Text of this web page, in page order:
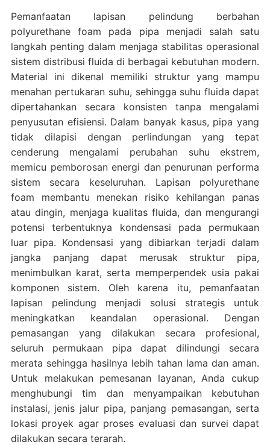
Pemanfaatan lapisan pelindung berbahan
polyurethane foam pada pipa menjadi salah satu
langkah penting dalam menjaga stabilitas operasional
sistem distribusi fluida di berbagai kebutuhan modern.
Material ini dikenal memiliki struktur yang mampu
menahan pertukaran suhu, sehingga suhu fluida dapat
dipertahankan secara konsisten tanpa mengalami
penyusutan efisiensi. Dalam banyak kasus, pipa yang
tidak dilapisi dengan perlindungan yang tepat
cenderung mengalami perubahan suhu ekstrem,
memicu pemborosan energi dan penurunan performa
sistem secara keseluruhan. Lapisan polyurethane
foam membantu menekan risiko kehilangan panas
atau dingin, menjaga kualitas fluida, dan mengurangi
potensi terbentuknya kondensasi pada permukaan
luar pipa. Kondensasi yang dibiarkan terjadi dalam
jangka panjang dapat merusak struktur pipa,
menimbulkan karat, serta memperpendek usia pakai
komponen sistem. Oleh karena itu, pemanfaatan
lapisan pelindung menjadi solusi strategis untuk
meningkatkan keandalan operasional. Dengan
pemasangan yang dilakukan secara profesional,
seluruh permukaan pipa dapat dilindungi secara
merata sehingga hasilnya lebih tahan lama dan aman.
Untuk melakukan pemesanan layanan, Anda cukup
menghubungi tim dan menyampaikan kebutuhan
instalasi, jenis jalur pipa, panjang pemasangan, serta
lokasi proyek agar proses evaluasi dan survei dapat
dilakukan secara terarah.